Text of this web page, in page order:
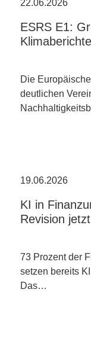
22.06.2026
ESRS E1:
Die
deutlichen
19.06.2026
KI in
Revision
73 Prozent der
setzen bereits
Das…